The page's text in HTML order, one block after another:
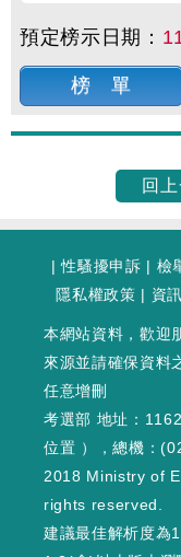
預定榜示日期：
榜 單
回
|性騷擾申訴 | 檢
隱私權政策 | 資
本網站資料，歡迎
來源並請確保資料
任意增刪
考選部 地址：
位置 ），總機：
2018 Ministry of
rights reserved.
建議最佳解析度為